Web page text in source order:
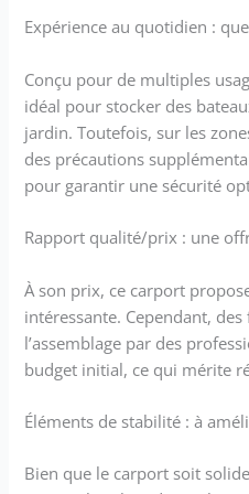
résistance
auvent pour carport est
accessoires
instructions de
Assurez-vous de vérifier
avant le montage.
recommandons d'avoir
surface
Expérience au quotidien :
Conçu pour de multiples
idéal pour stocker des
jardin. Toutefois, sur les
des précautions
pour garantir une sécurité
Rapport qualité/prix : une
À son prix, ce carport
intéressante. Cependant,
l’assemblage par des
budget initial, ce qui mérite
Éléments de stabilité : à
Bien que le carport soit